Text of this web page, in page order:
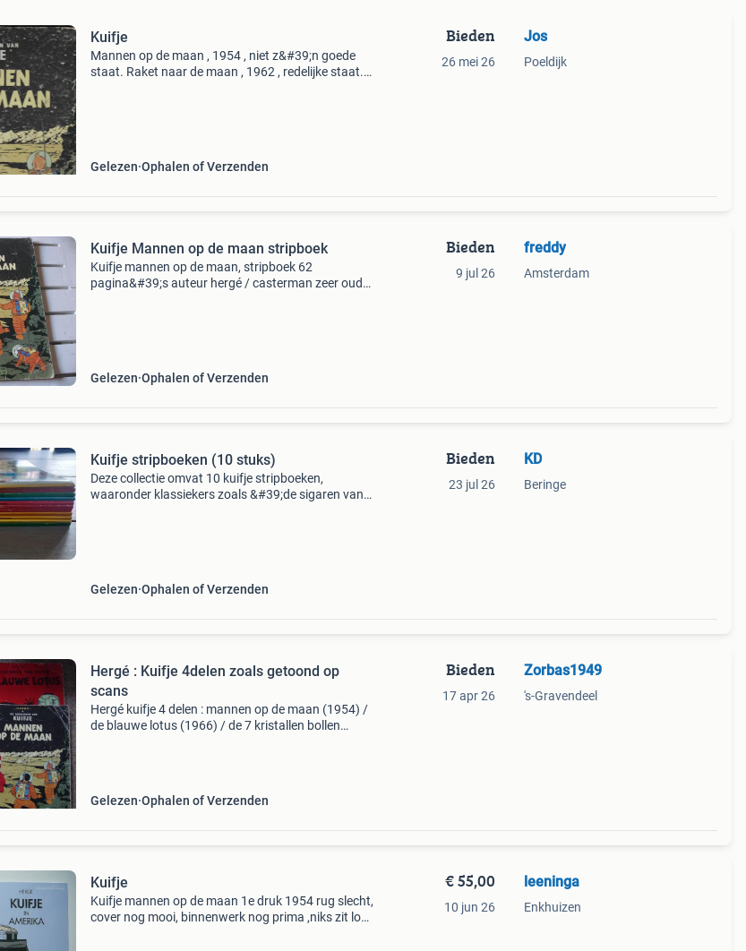
Kuifje
Mannen op de maan , 1954 , niet z&#39;n goede
staat. Raket naar de maan , 1962 , redelijke staat.
Gelezen Ophalen of Verzenden
Bieden
26 mei 26
Jos
Poeldijk
Kuifje Mannen op de maan stripboek
Kuifje mannen op de maan, stripboek 62
pagina&#39;s auteur hergé / casterman zeer oude
Gelezen Ophalen of Verzenden
Bieden
9 jul 26
freddy
Amsterdam
Kuifje stripboeken (10 stuks)
Deze collectie omvat 10 kuifje stripboeken,
waaronder klassiekers zoals &#39;de sigaren van
Gelezen Ophalen of Verzenden
Bieden
23 jul 26
KD
Beringe
Hergé : Kuifje 4delen zoals getoond op
scans
Hergé kuifje 4 delen : mannen op de maan (1954) /
de blauwe lotus (1966) / de 7 kristallen bollen
Gelezen Ophalen of Verzenden
Bieden
17 apr 26
Zorbas1949
's-Gravendeel
Kuifje
Kuifje mannen op de maan 1e druk 1954 rug slecht,
cover nog mooi, binnenwerk nog prima ,niks zit los
€ 55,00
10 jun 26
leeninga
Enkhuizen